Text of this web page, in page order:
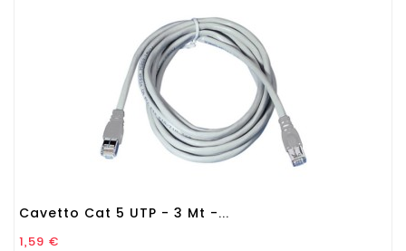
Cavetto Cat 5 UTP - 3 Mt -...
Prezzo
1,59 €